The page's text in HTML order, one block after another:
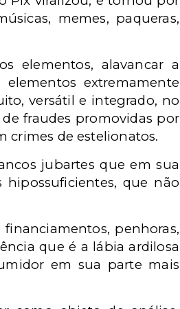
memes, paqueras,
elementos, alavancar a
extremamente
versátil e integrado, no
fraudes promovidas por
crimes de estelionatos.
jubartes que em sua
hipossuficientes, que não
penhoras,
que é a lábia ardilosa
em sua parte mais